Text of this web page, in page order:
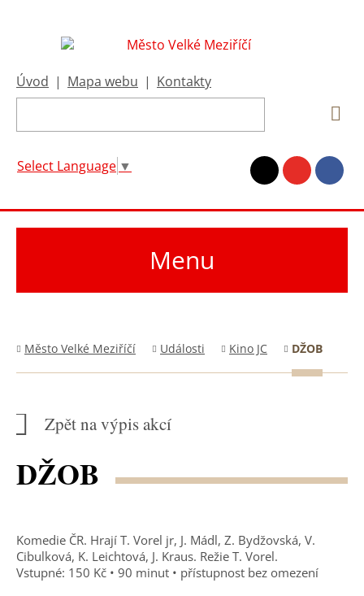
Úvod | Mapa webu | Kontakty
Select Language ▼
Menu
Město Velké Meziříčí Události Kino JC DŽOB
Zpět na výpis akcí
DŽOB
Komedie ČR. Hrají T. Vorel jr, J. Mádl, Z. Bydžovská, V.
Cibulková, K. Leichtová, J. Kraus. Režie T. Vorel.
Vstupné: 150 Kč • 90 minut • přístupnost bez omezení